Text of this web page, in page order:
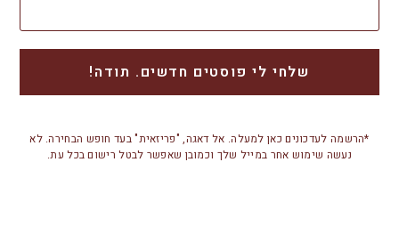
*הרשמה לעדכונים כאן למעלה. אל דאגה, "פריזאית" בעד חופש הבחירה. לא
נעשה שימוש אחר במייל שלך וכמובן שאפשר לבטל רישום בכל עת.